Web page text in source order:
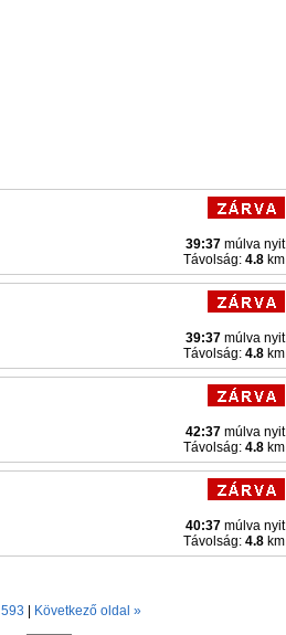
39:37múlva nyit
Távolság: 4.8km
39:37múlva nyit
Távolság: 4.8km
42:37múlva nyit
Távolság: 4.8km
40:37múlva nyit
Távolság: 4.8km
593 Következő oldal »